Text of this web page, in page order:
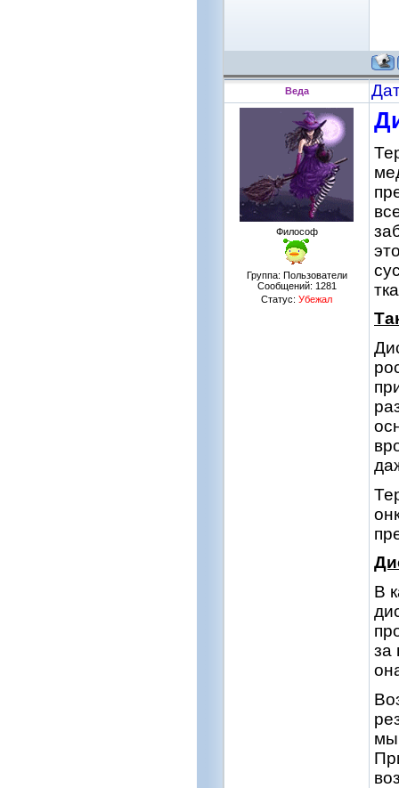
Веда
Философ
Группа: Пользователи
Сообщений: 1281
Статус: Убежал
В
за